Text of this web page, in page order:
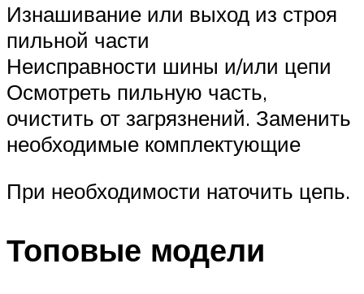
Изнашивание или выход из строя
пильной части
Неисправности шины и/или цепи
Осмотреть пильную часть,
очистить от загрязнений. Заменить
необходимые комплектующие
При необходимости наточить цепь.
Топовые модели